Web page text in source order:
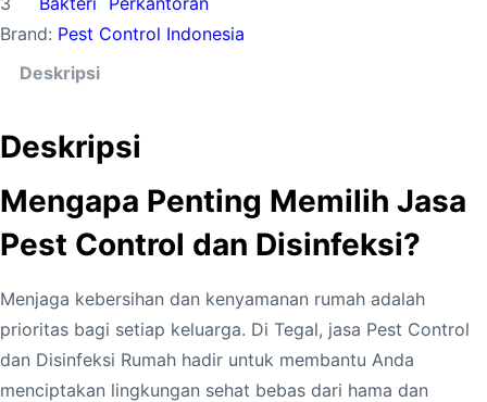
Brand: Pest Control Indonesia
Deskripsi
Deskripsi
Mengapa Penting Memilih Jasa
Pest Control dan Disinfeksi?
Menjaga kebersihan dan kenyamanan rumah adalah
prioritas bagi setiap keluarga. Di Tegal, jasa Pest Control
dan Disinfeksi Rumah hadir untuk membantu Anda
menciptakan lingkungan sehat bebas dari hama dan